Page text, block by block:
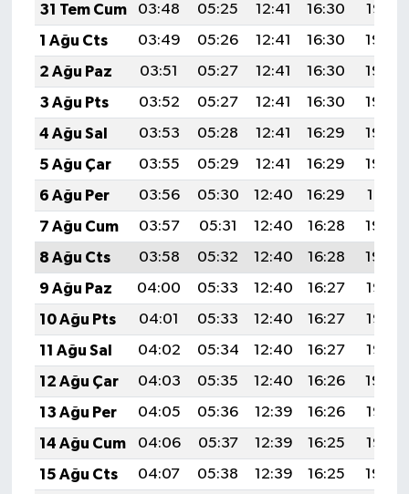
31 Tem Cum
03:48 05:25 12:41 16:30
19:47
1 Ağu Cts
03:49 05:26 12:41 16:30
19:46
2 Ağu Paz
03:51 05:27 12:41 16:30
19:45
3 Ağu Pts
03:52 05:27 12:41 16:30
19:44
4 Ağu Sal
03:53 05:28 12:41 16:29
19:43
5 Ağu Çar
03:55 05:29 12:41 16:29
19:42
6 Ağu Per
03:56 05:30 12:40 16:29
19:41
7 Ağu Cum
03:57 05:31 12:40 16:28
19:40
8 Ağu Cts
03:58 05:32 12:40 16:28
19:39
9 Ağu Paz
04:00 05:33 12:40 16:27
19:38
10 Ağu Pts
04:01 05:33 12:40 16:27
19:36
11 Ağu Sal
04:02 05:34 12:40 16:27
19:35
12 Ağu Çar
04:03 05:35 12:40 16:26
19:34
13 Ağu Per
04:05 05:36 12:39 16:26
19:33
14 Ağu Cum
04:06 05:37 12:39 16:25
19:32
15 Ağu Cts
04:07 05:38 12:39 16:25
19:30